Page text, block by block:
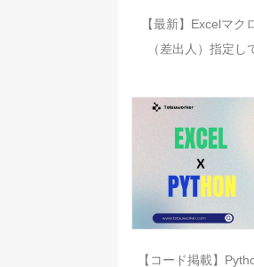
【最新】Excelマ
（差出人）指定
【コード掲載】